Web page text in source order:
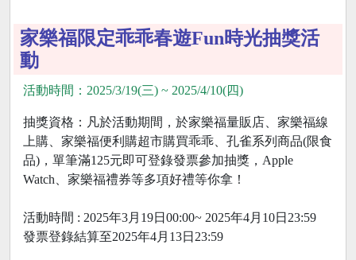
家樂福限定乖乖春遊Fun時光抽獎活
動
活動時間：2025/3/19(三) ~ 2025/4/10(四)
抽獎資格：凡於活動期間，於家樂福量販店、家樂福線
上購、家樂福便利購超市購買乖乖、孔雀系列商品(限食
品)，單筆滿125元即可登錄發票參加抽獎，Apple
Watch、家樂福禮券等多項好禮等你拿！
活動時間 : 2025年3月19日00:00~ 2025年4月10日23:59
發票登錄結算至2025年4月13日23:59